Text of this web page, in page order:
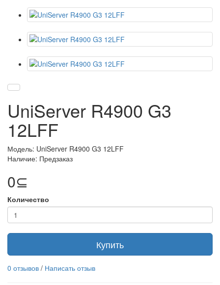
UniServer R4900 G3
12LFF
Модель: UniServer R4900 G3 12LFF
Наличие: Предзаказ
0⊆
Количество
Купить
0 отзывов / Написать отзыв